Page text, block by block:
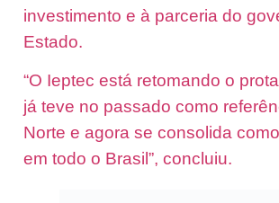
investimento e à parceria do
Estado.
“O Ieptec está retomando o
já teve no passado como
Norte e agora se consolida
em todo o Brasil”, concluiu.